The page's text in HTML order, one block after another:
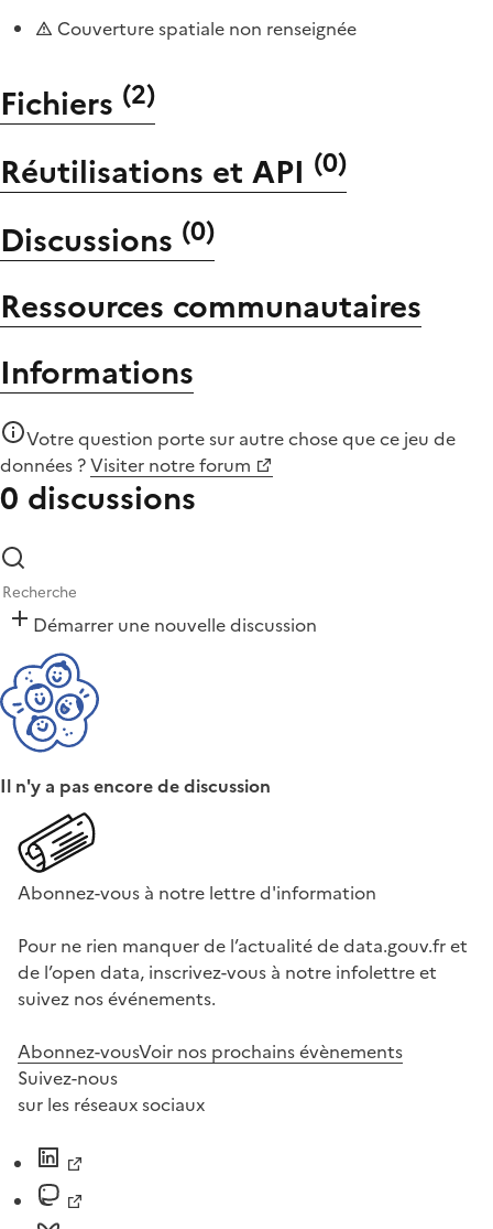
Couverture spatiale non renseignée
Fichiers (2)
Réutilisations et API (0)
Discussions (0)
Ressources communautaires
Informations
Votre question porte sur autre chose quece jeu de
données ?Visiter notre forum
0 discussions
Démarrer une nouvelle discussion
Il n'y a pas encore de discussion
Abonnez-vous à notre lettre d'information
Pour ne rien manquer de l’actualité de data.gouv.fr et
de l’open data, inscrivez-vous à notre infolettre et
suivez nos événements.
Abonnez-vousVoir nos prochains évènements
Suivez-nous
sur les réseaux sociaux